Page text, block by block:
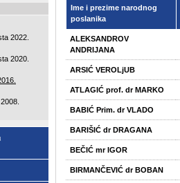
2022.
2020.
Ime i prezime narodnog
poslanika
ALEKSANDROV
ANDRIJANA
ARSIĆ VEROLjUB
ATLAGIĆ prof. dr MARKO
BABIĆ Prim. dr VLADO
BARIŠIĆ dr DRAGANA
BEČIĆ mr IGOR
BIRMANČEVIĆ dr BOBAN